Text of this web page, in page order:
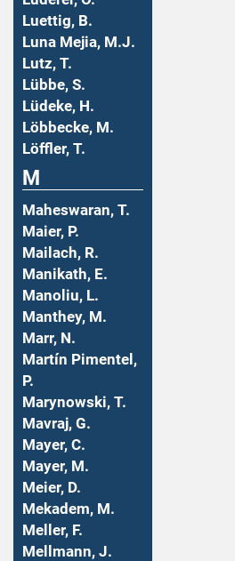
Luettig, B.
Luna Mejia, M.J.
Lutz, T.
Lübbe, S.
Lüdeke, H.
Löbbecke, M.
Löffler, T.
M
Maheswaran, T.
Maier, P.
Mailach, R.
Manikath, E.
Manoliu, L.
Manthey, M.
Marr, N.
Martín Pimentel,
P.
Marynowski, T.
Mavraj, G.
Mayer, C.
Mayer, M.
Meier, D.
Mekadem, M.
Meller, F.
Mellmann, J.